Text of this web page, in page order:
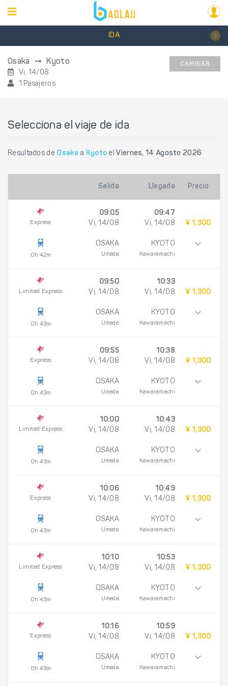
IDA
Osaka Kyoto
Vi, 14/08
1 Pasajeros
CAMBIAR
Selecciona el viaje de ida
Resultados de Osaka a Kyoto el Viernes, 14 Agosto 2026
Salida Llegada Precio
Express
0h 42m
09:05
Vi, 14/08
OSAKA
Umeda
09:47
Vi, 14/08
KYOTO
Kawaramachi
¥ 1,300
Limited Express
0h 43m
09:50
Vi, 14/08
OSAKA
Umeda
10:33
Vi, 14/08
KYOTO
Kawaramachi
¥ 1,300
Express
0h 43m
09:55
Vi, 14/08
OSAKA
Umeda
10:38
Vi, 14/08
KYOTO
Kawaramachi
¥ 1,300
Limited Express
0h 43m
10:00
Vi, 14/08
OSAKA
Umeda
10:43
Vi, 14/08
KYOTO
Kawaramachi
¥ 1,300
Express
0h 43m
10:06
Vi, 14/08
OSAKA
Umeda
10:49
Vi, 14/08
KYOTO
Kawaramachi
¥ 1,300
Limited Express
0h 43m
10:10
Vi, 14/08
OSAKA
Umeda
10:53
Vi, 14/08
KYOTO
Kawaramachi
¥ 1,300
Express
0h 43m
10:16
Vi, 14/08
OSAKA
Umeda
10:59
Vi, 14/08
KYOTO
Kawaramachi
¥ 1,300